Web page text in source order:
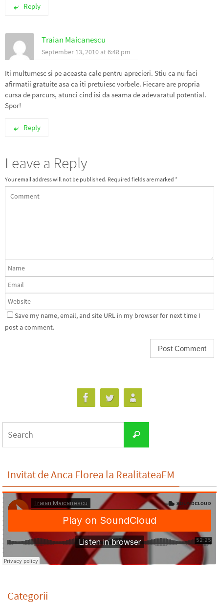
Reply
Traian Maicanescu
September 13, 2010 at 6:48 pm
Iti multumesc si pe aceasta cale pentru aprecieri. Stiu ca nu faci
afirmatii gratuite asa ca iti pretuiesc vorbele. Fiecare are propria
cursa de parcurs, atunci cind isi da seama de adevaratul potential.
Spor!
Reply
Leave a Reply
Your email address will not be published. Required fields are marked *
Save my name, email, and site URL in my browser for next time I
post a comment.
Search
Invitat de Anca Florea la RealitateaFM
Categorii